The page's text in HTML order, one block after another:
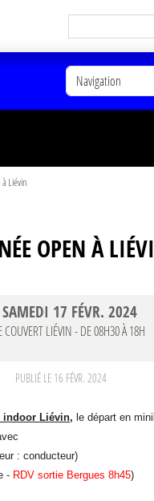
Liévin
OPEN À
SAMEDI 17 FÉVR. 2024
COUVERT LIÉVIN- DE 08H30 À 18H
PUBLIÉ LE 16 FÉVR. 2024
indoor Liévin, le départ en
: conducteur)
- RDV sortie Bergues 8h45)